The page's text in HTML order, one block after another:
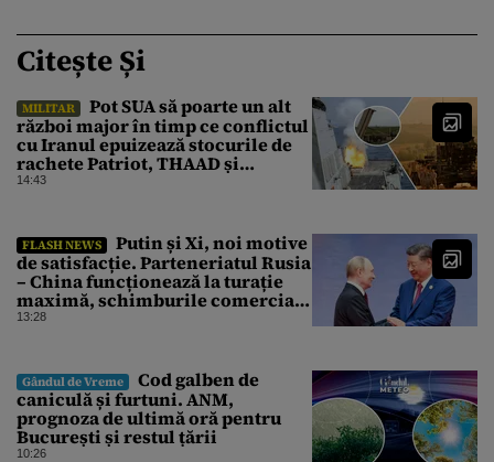
Citește Și
MILITAR
Pot SUA să poarte un alt
război major în timp ce conflictul
cu Iranul epuizează stocurile de
rachete Patriot, THAAD și
Tomahawk?
14:43
FLASH NEWS
Putin și Xi, noi motive
de satisfacție. Parteneriatul Rusia
– China funcționează la turație
maximă, schimburile comerciale
ating niveluri record
13:28
Gândul de Vreme
Cod galben de
caniculă și furtuni. ANM,
prognoza de ultimă oră pentru
București și restul țării
10:26